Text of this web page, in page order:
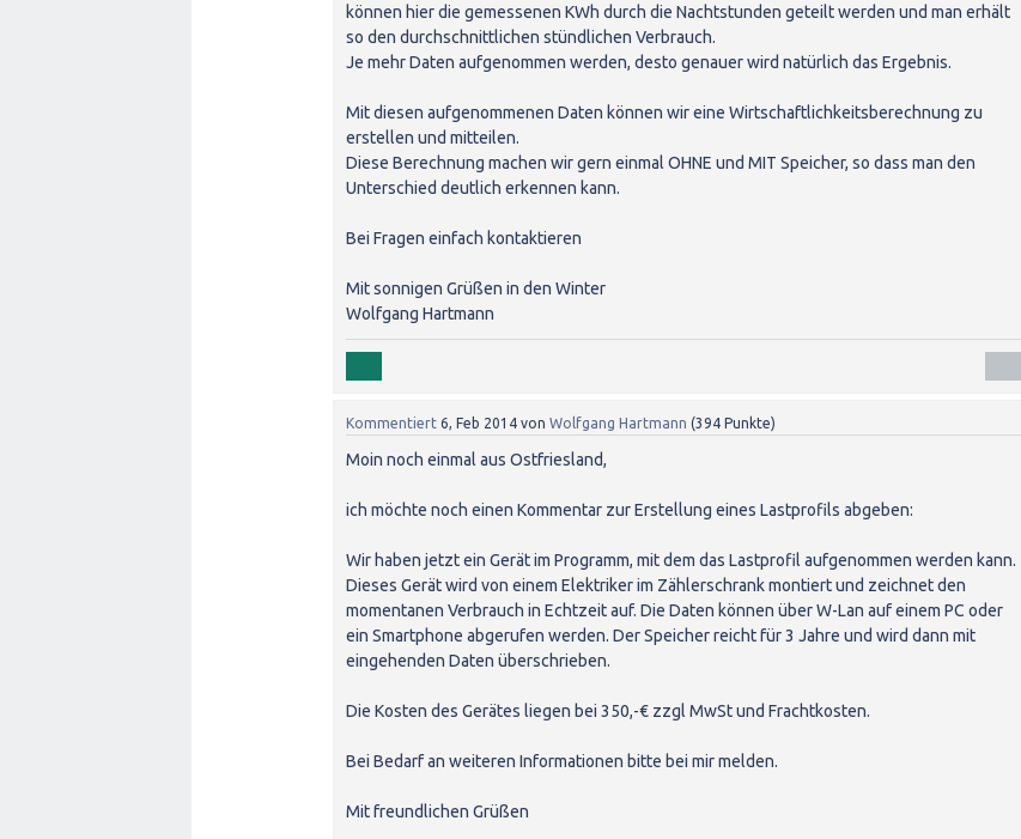
können hier die gemessenen KWh durch die Nachtstunden geteilt werden und man erhält
so den durchschnittlichen stündlichen Verbrauch.
Je mehr Daten aufgenommen werden, desto genauer wird natürlich das Ergebnis.
Mit diesen aufgenommenen Daten können wir eine Wirtschaftlichkeitsberechnung zu
erstellen und mitteilen.
Diese Berechnung machen wir gern einmal OHNE und MIT Speicher, so dass man den
Unterschied deutlich erkennen kann.
Bei Fragen einfach kontaktieren
Mit sonnigen Grüßen in den Winter
Wolfgang Hartmann
Kommentiert 6, Feb 2014 von Wolfgang Hartmann (394 Punkte)
Moin noch einmal aus Ostfriesland,
ich möchte noch einen Kommentar zur Erstellung eines Lastprofils abgeben:
Wir haben jetzt ein Gerät im Programm, mit dem das Lastprofil aufgenommen werden kann.
Dieses Gerät wird von einem Elektriker im Zählerschrank montiert und zeichnet den
momentanen Verbrauch in Echtzeit auf. Die Daten können über W-Lan auf einem PC oder
ein Smartphone abgerufen werden. Der Speicher reicht für 3 Jahre und wird dann mit
eingehenden Daten überschrieben.
Die Kosten des Gerätes liegen bei 350,-€ zzgl MwSt und Frachtkosten.
Bei Bedarf an weiteren Informationen bitte bei mir melden.
Mit freundlichen Grüßen